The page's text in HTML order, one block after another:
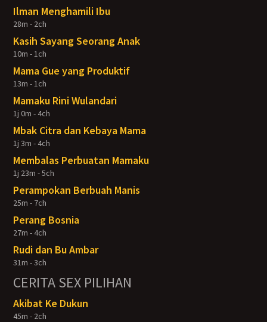
Ilman Menghamili Ibu
28m - 2ch
Kasih Sayang Seorang Anak
10m - 1ch
Mama Gue yang Produktif
13m - 1ch
Mamaku Rini Wulandari
1j 0m - 4ch
Mbak Citra dan Kebaya Mama
1j 3m - 4ch
Membalas Perbuatan Mamaku
1j 23m - 5ch
Perampokan Berbuah Manis
25m - 7ch
Perang Bosnia
27m - 4ch
Rudi dan Bu Ambar
31m - 3ch
CERITA SEX PILIHAN
Akibat Ke Dukun
45m - 2ch